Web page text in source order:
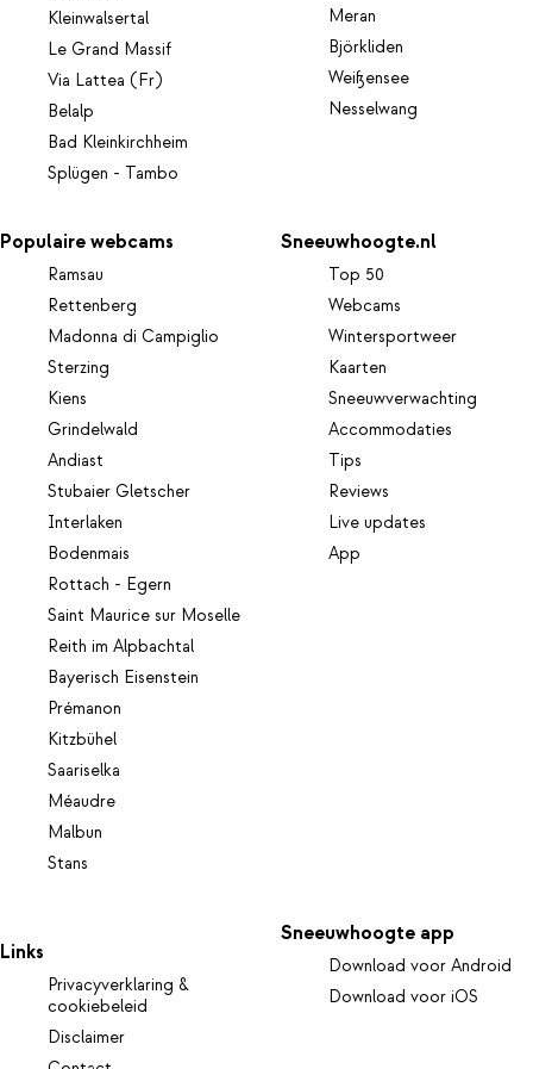
Kleinwalsertal
Le Grand Massif
Via Lattea (Fr)
Belalp
Bad Kleinkirchheim
Splügen - Tambo
Meran
Björkliden
Weißensee
Nesselwang
Populaire webcams
Ramsau
Rettenberg
Madonna di Campiglio
Sterzing
Kiens
Grindelwald
Andiast
Stubaier Gletscher
Interlaken
Bodenmais
Rottach - Egern
Saint Maurice sur Moselle
Reith im Alpbachtal
Bayerisch Eisenstein
Prémanon
Kitzbühel
Saariselka
Méaudre
Malbun
Stans
Sneeuwhoogte.nl
Top 50
Webcams
Wintersportweer
Kaarten
Sneeuwverwachting
Accommodaties
Tips
Reviews
Live updates
App
Links
Privacyverklaring &
cookiebeleid
Disclaimer
Sneeuwhoogte app
Download voor Android
Download voor iOS